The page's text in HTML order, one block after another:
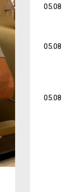
05.08
05.08
05.08